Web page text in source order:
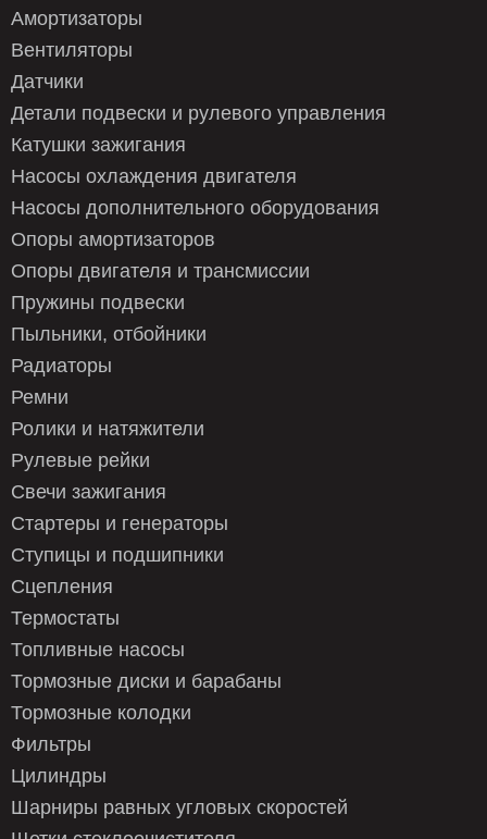
Амортизаторы
Вентиляторы
Датчики
Детали подвески и рулевого управления
Катушки зажигания
Насосы охлаждения двигателя
Насосы дополнительного оборудования
Опоры амортизаторов
Опоры двигателя и трансмиссии
Пружины подвески
Пыльники, отбойники
Радиаторы
Ремни
Ролики и натяжители
Рулевые рейки
Свечи зажигания
Стартеры и генераторы
Ступицы и подшипники
Сцепления
Термостаты
Топливные насосы
Тормозные диски и барабаны
Тормозные колодки
Фильтры
Цилиндры
Шарниры равных угловых скоростей